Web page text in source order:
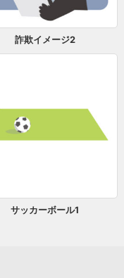
詐欺イメージ2
サッカーボール1